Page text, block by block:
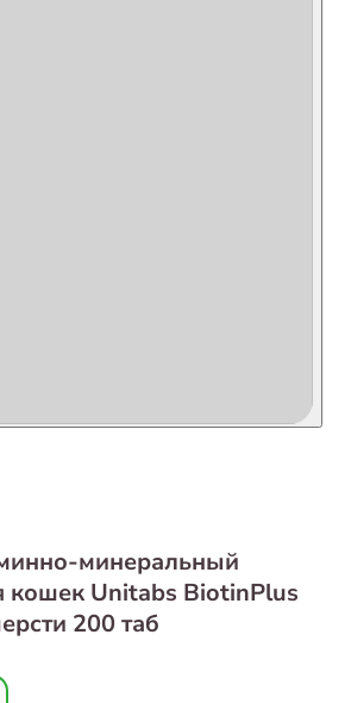
минеральный
кошек Unitabs BiotinPlus
200 таб